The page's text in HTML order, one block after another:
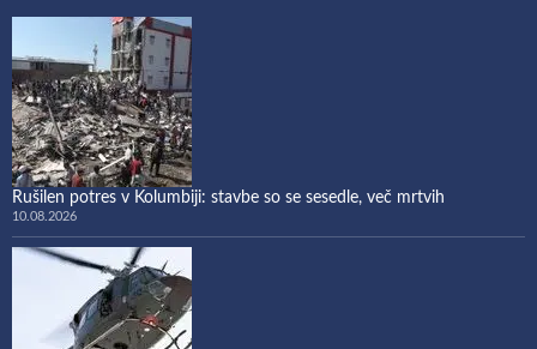
Rušilen potres v Kolumbiji: stavbe so se sesedle, več mrtvih
10.08.2026